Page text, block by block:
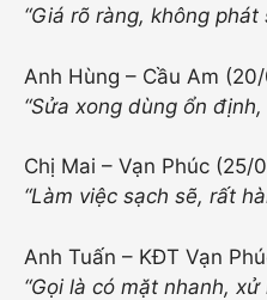
“Giá rõ ràng, không phát
Anh Hùng – Cầu Am
“Sửa xong dùng ổn
Chị Mai – Vạn Phúc (25/
“Làm việc sạch sẽ, rất
Anh Tuấn – KĐT Vạn
“Gọi là có mặt nhanh,